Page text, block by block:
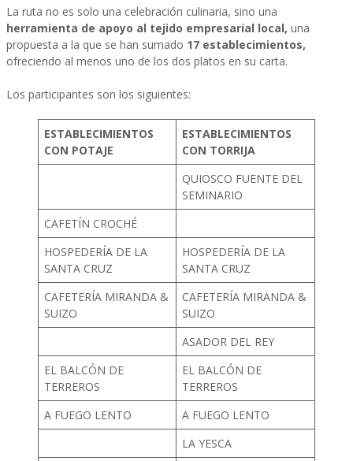
La ruta no es solo una celebración culinaria, sino una
herramienta de apoyo al tejido empresarial local, una
propuesta a la que se han sumado 17 establecimientos,
ofreciendo al menos uno de los dos platos en su carta.
Los participantes son los siguientes:
ESTABLECIMIENTOS
CON POTAJE
ESTABLECIMIENTOS
CON TORRIJA
QUIOSCO FUENTE DEL
SEMINARIO
CAFETÍN CROCHÉ
HOSPEDERÍA DE LA
SANTA CRUZ
HOSPEDERÍA DE LA
SANTA CRUZ
CAFETERÍA MIRANDA &
SUIZO
CAFETERÍA MIRANDA &
SUIZO
ASADOR DEL REY
EL BALCÓN DE
TERREROS
EL BALCÓN DE
TERREROS
A FUEGO LENTO
A FUEGO LENTO
LA YESCA